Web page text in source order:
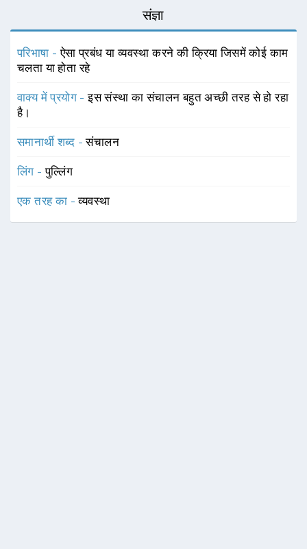
संज्ञा
परिभाषा -ऐसा प्रबंध या व्यवस्था करने की क्रिया जिसमें कोई काम
चलता या होता रहे
वाक्य में प्रयोग -इस संस्था का संचालन बहुत अच्छी तरह से हो रहा
है।
समानार्थी शब्द -संचालन
लिंग -पुल्लिंग
एक तरह का -व्यवस्था